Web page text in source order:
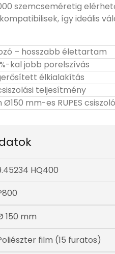
szemcseméretig
kompatibilisek, így ideális
– hosszabb élettartam
kal jobb porelszívás
élkialakítás
teljesítmény
mm-es RUPES
HQ400
150 mm
film (15 furatos)